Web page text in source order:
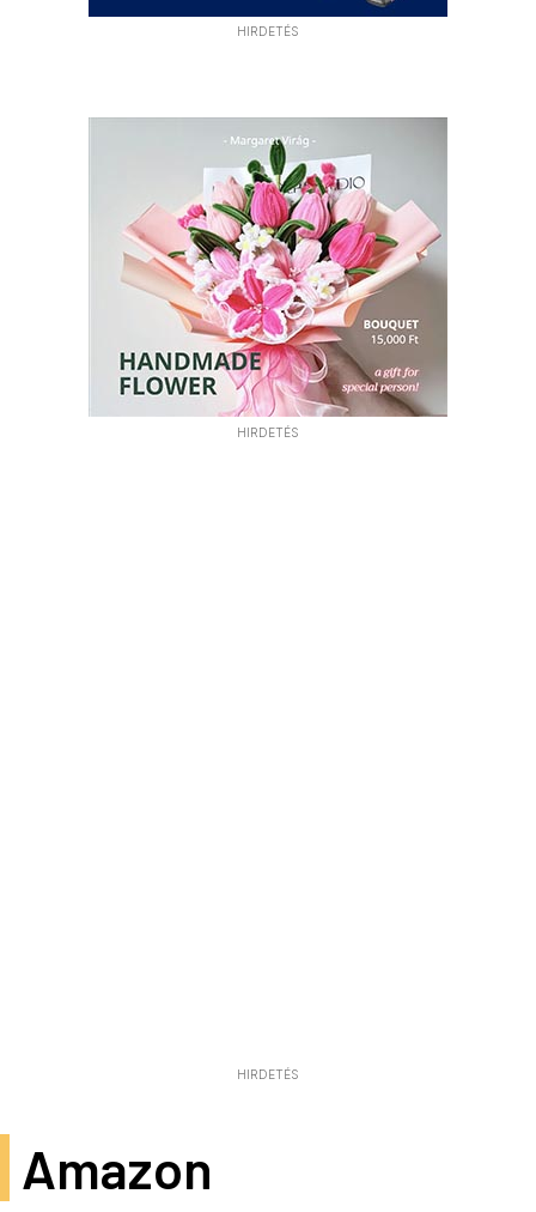
HIRDETÉS
HIRDETÉS
HIRDETÉS
Amazon